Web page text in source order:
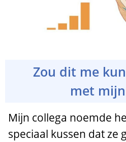
Zou dit me
met
Mijn collega noemde
speciaal kussen dat ze